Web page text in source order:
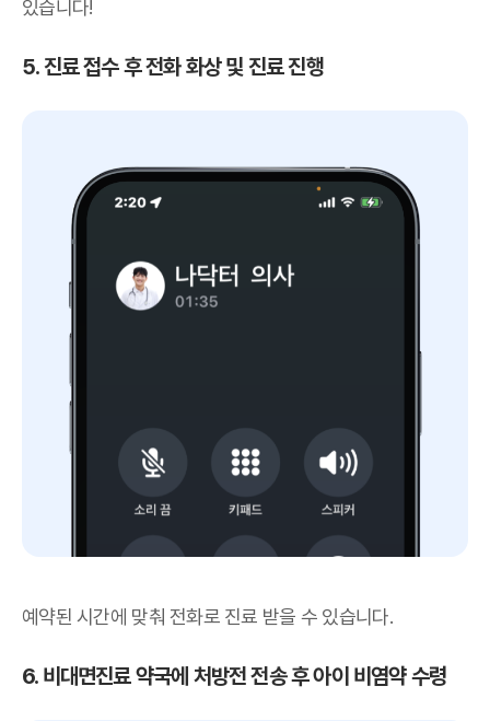
있습니다!
5. 진료 접수 후 전화 화상 및 진료 진행
예약된 시간에 맞춰 전화로 진료 받을 수 있습니다.
6. 비대면진료 약국에 처방전 전송 후 아이 비염약 수령